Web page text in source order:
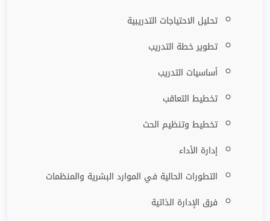
تحليل الاحتياجات التدريبية
تطوير خطة التدريب
أساسيات التدريب
تخطيط التعاقب
تخطيط وتنظيم الحث
إدارة الأداء
التطورات الحالية في الموارد البشرية والمنظمات
فرق الإدارة الذاتية